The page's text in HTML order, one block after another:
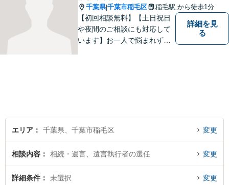
千葉県|千葉市稲毛区 稲毛駅 から徒歩1分
【初回相談無料】【土日祝日
や夜間のご相談にも対応して
います】お一人で悩まれず、
詳細を見
る
エリア 千葉県、千葉市稲毛区 変更
相談内容 相続・遺言、遺言執行者の選任 変更
詳細条件 未選択 変更